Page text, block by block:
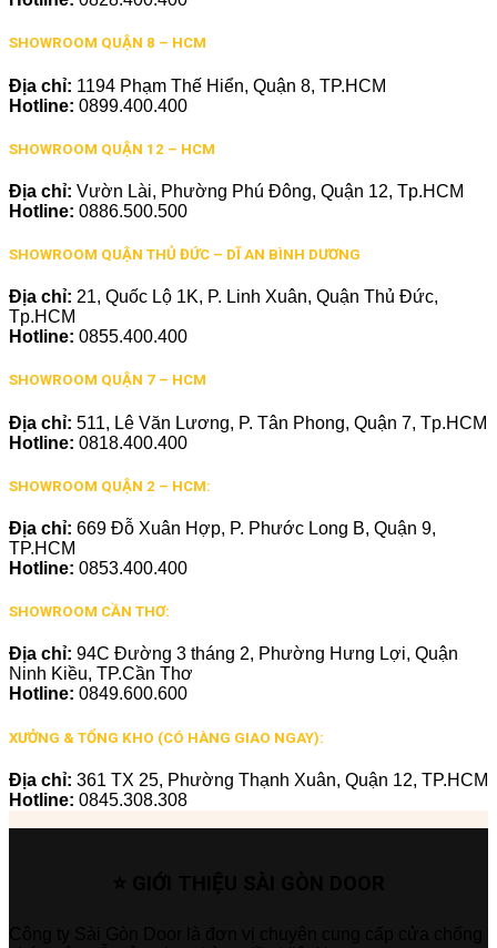
SHOWROOM QUẬN 8 – HCM
Địa chỉ: 1194 Phạm Thế Hiển, Quận 8, TP.HCM
Hotline: 0899.400.400
SHOWROOM QUẬN 12 – HCM
Địa chỉ: Vườn Lài, Phường Phú Đông, Quận 12, Tp.HCM
Hotline: 0886.500.500
SHOWROOM QUẬN THỦ ĐỨC – DĨ AN BÌNH DƯƠNG
Địa chỉ: 21, Quốc Lộ 1K, P. Linh Xuân, Quận Thủ Đức,
Tp.HCM
Hotline: 0855.400.400
SHOWROOM QUẬN 7 – HCM
Địa chỉ: 511, Lê Văn Lương, P. Tân Phong, Quận 7, Tp.HCM
Hotline: 0818.400.400
SHOWROOM QUẬN 2 – HCM:
Địa chỉ: 669 Đỗ Xuân Hợp, P. Phước Long B, Quận 9,
TP.HCM
Hotline: 0853.400.400
SHOWROOM CẦN THƠ:
Địa chỉ: 94C Đường 3 tháng 2, Phường Hưng Lợi, Quận
Ninh Kiều, TP.Cần Thơ
Hotline: 0849.600.600
XƯỞNG & TỔNG KHO (CÓ HÀNG GIAO NGAY):
Địa chỉ: 361 TX 25, Phường Thạnh Xuân, Quận 12, TP.HCM
Hotline: 0845.308.308